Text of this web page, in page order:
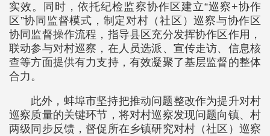
实效。同时，依托纪检监察协作区建立“巡察+协作
区”协同监督模式，制定对村（社区）巡察与协作区
协同监督操作流程，指导县区充分发挥协作区作用，
联动参与对村巡察，在人员选派、宣传走访、信息核
查等方面提供有力支持，有效凝聚了基层监督的整体
合力。
此外，蚌埠市坚持把推动问题整改作为提升对村
巡察质量的关键环节，将对村巡察发现问题向镇、村
两级同步反馈，督促所在乡镇研究对村（社区）巡察